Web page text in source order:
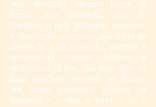
Pela atividade, nascem todos os
seres; pela atividade, eles se
mantêm; e pela atividade, perecem.
A respiração constante, por meio da
inspiração e da expiração, mantém a
temperatura corporal uniforme e
confortável. O Uno, que está além de
toda atividade, assumiu as formas
dos cinco elementos básicos da
Natureza – o éter, a terra, o ar, o